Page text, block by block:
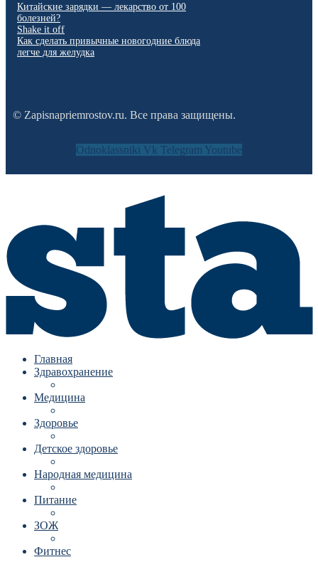
Китайские зарядки — лекарство от 100
болезней?
Shake it off
Как сделать привычные новогодние блюда
легче для желудка
© Zapisnapriemrostov.ru. Все права защищены.
Odnoklassniki Vk Telegram Youtube
Главная
Здравохранение
Медицина
Здоровье
Детское здоровье
Народная медицина
Питание
ЗОЖ
Фитнес